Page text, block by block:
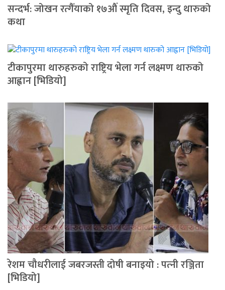
सन्दर्भ: जोखन रत्गैँयाको १७औं स्मृति दिवस, इन्दु थारुको
कथा
टीकापुरमा थारुहरुको राष्ट्रिय भेला गर्न लक्ष्मण थारुको
आह्वान [भिडियो]
रेशम चौधरीलाई जबरजस्ती दोषी बनाइयो : पत्‍नी रञ्जिता
[भिडियो]